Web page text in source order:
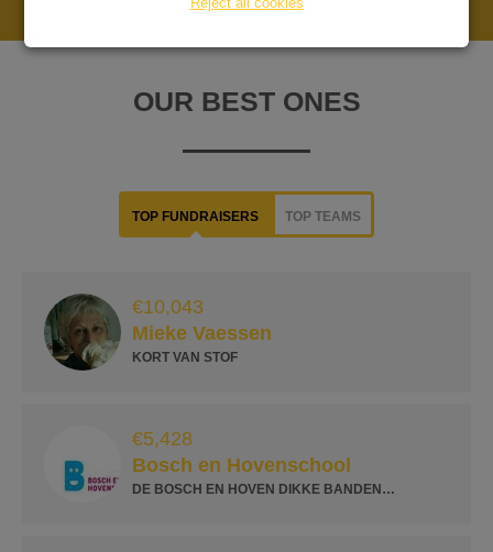
miljoen mensen die wereldwijd op de vlucht zijn voor
de poster hier. Geweldig om te zien hoe er door heel het
kunstwerkjes op maat of het bereiden van 8-gangen
OUR BEST ONES
TOP FUNDRAISERS TOP TEAMS
Mieke Vaessen
KORT VAN STOF
€10,043
Bosch en Hovenschool
DE BOSCH EN HOVEN DIKKE BANDEN
€5,428